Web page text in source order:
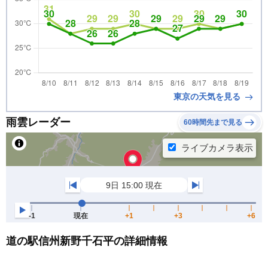
東京の天気を見る
雨雲レーダー 60時間先まで見る
道の駅信州新野千石平の詳細情報